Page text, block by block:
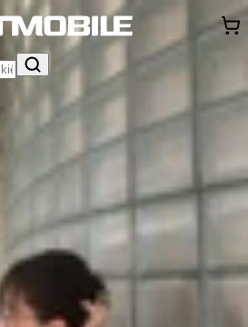
Tay
Khuyến
Thông báoKhách
15 Plus và iPhone 12
nâng cấp?